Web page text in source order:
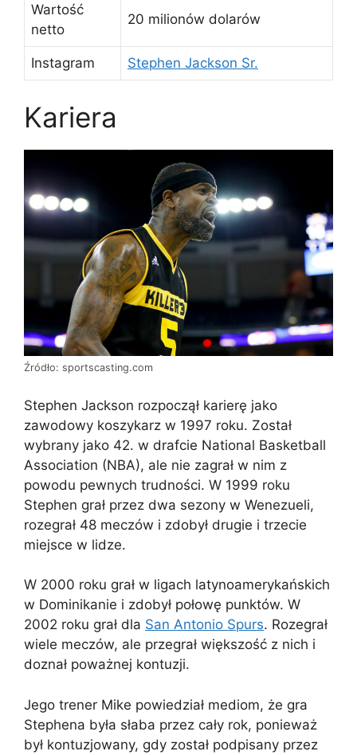
Wartość
netto
20 milionów dolarów
Instagram Stephen Jackson Sr.
Kariera
Źródło: sportscasting.com
Stephen Jackson rozpoczął karierę jako
zawodowy koszykarz w 1997 roku. Został
wybrany jako 42. w drafcie National Basketball
Association (NBA), ale nie zagrał w nim z
powodu pewnych trudności. W 1999 roku
Stephen grał przez dwa sezony w Wenezueli,
rozegrał 48 meczów i zdobył drugie i trzecie
miejsce w lidze.
W 2000 roku grał w ligach latynoamerykańskich
w Dominikanie i zdobył połowę punktów. W
2002 roku grał dla San Antonio Spurs. Rozegrał
wiele meczów, ale przegrał większość z nich i
doznał poważnej kontuzji.
Jego trener Mike powiedział mediom, że gra
Stephena była słaba przez cały rok, ponieważ
był kontuzjowany, gdy został podpisany przez